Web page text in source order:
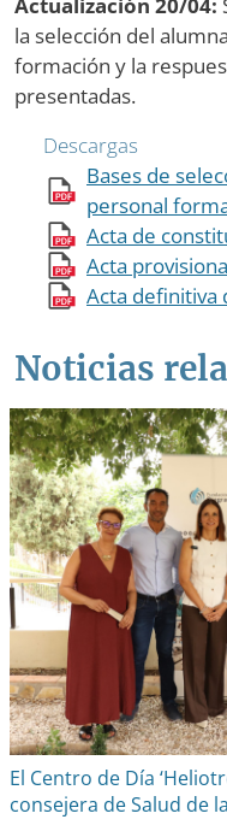
Actualización 20/04:
la selección del
formación y la
presentadas.
Descargas
Bases de
personal
Acta de
Acta
Acta definitiva
Noticias
El Centro de Día
consejera de Salud de